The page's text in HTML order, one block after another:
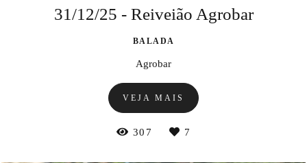
31/12/25 - Reiveião Agrobar
BALADA
Agrobar
VEJA MAIS
307 7